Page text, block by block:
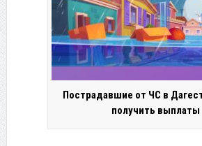
Пострадавшие от ЧС в
получить выплаты